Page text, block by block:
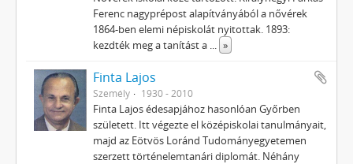
Ferenc nagyprépost alapítványából a nővérek
1864-ben elemi népiskolát nyitottak. 1893:
kezdték meg a tanítást a ... »
Finta Lajos
Személy 1930 - 2010
Finta Lajos édesapjához hasonlóan Győrben
született. Itt végezte el középiskolai tanulmányait,
majd az Eötvös Loránd Tudományegyetemen
szerzett történelemtanári diplomát. Néhány